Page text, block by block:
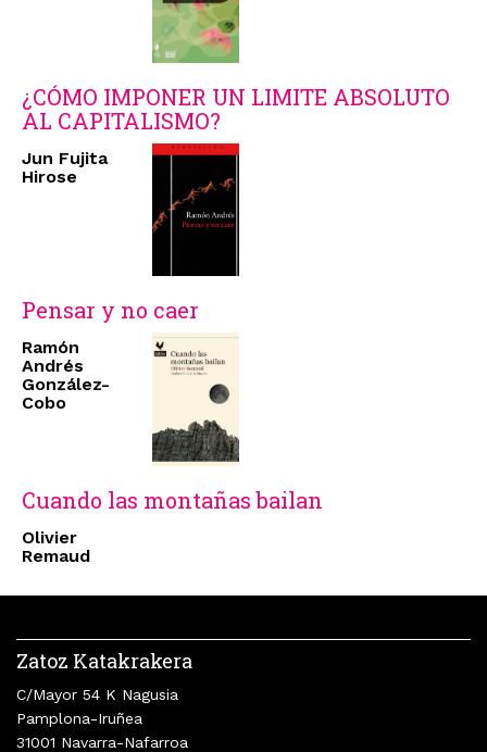
¿CÓMO IMPONER UN LIMITE ABSOLUTO
AL CAPITALISMO?
Jun Fujita
Hirose
Pensar y no caer
Ramón
Andrés
González-
Cobo
Cuando las montañas bailan
Olivier
Remaud
Zatoz Katakrakera
C/Mayor 54 K Nagusia
Pamplona-Iruñea
31001 Navarra-Nafarroa